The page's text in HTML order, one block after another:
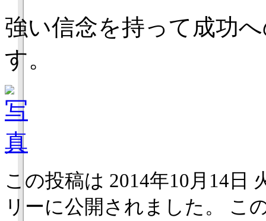
強い信念を持って成功
す。
この投稿は 2014年10月14日
リーに公開されました。 こ